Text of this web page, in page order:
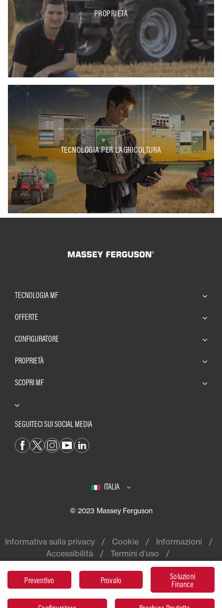
Preventivo Provalo
Soluzioni
Finance
PROPRIETÀ
TECNOLOGIA PER L’AGRICOLTURA
TECNOLOGIA MF
OFFERTE
CONFIGURATORE
PROPRIETÀ
SCOPRI MF
SEGUITECI SUI SOCIAL MEDIA
ITALIA
© 2023 Massey Ferguson
Informativa sulla privacy Cookie
Informazioni
Accessibilità
Termini d’uso
Massey Ferguson® è un marchio
mondiale di AGCO